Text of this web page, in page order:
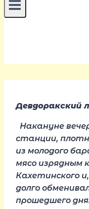
Девдоракский
Накануне
станции,
из молодого
мясо изрядным
Кахетинского
долго
прошедшего